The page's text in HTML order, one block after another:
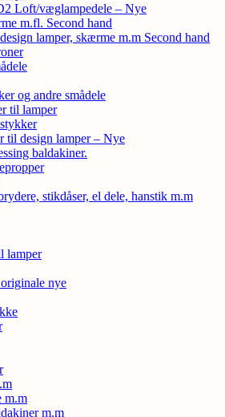
Loft/væglampedele – Nye
m.fl. Second hand
lamper, skærme m.m Second hand
og andre smådele
til lamper
til design lamper – Nye
baldakiner.
stikdåser, el dele, hanstik m.m
lamper
nye
m.m
m.m